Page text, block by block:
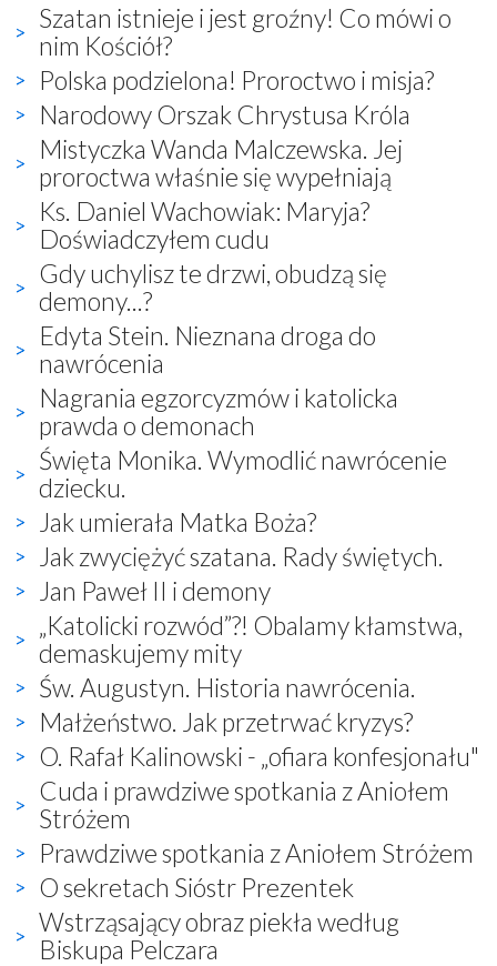
Szatan istnieje i jest groźny! Co mówi o
nim Kościół?
Polska podzielona! Proroctwo i misja?
Narodowy Orszak Chrystusa Króla
Mistyczka Wanda Malczewska. Jej
proroctwa właśnie się wypełniają
Ks. Daniel Wachowiak: Maryja?
Doświadczyłem cudu
Gdy uchylisz te drzwi, obudzą się
demony...?
Edyta Stein. Nieznana droga do
nawrócenia
Nagrania egzorcyzmów i katolicka
prawda o demonach
Święta Monika. Wymodlić nawrócenie
dziecku.
Jak umierała Matka Boża?
Jak zwyciężyć szatana. Rady świętych.
Jan Paweł II i demony
„Katolicki rozwód”?! Obalamy kłamstwa,
demaskujemy mity
Św. Augustyn. Historia nawrócenia.
Małżeństwo. Jak przetrwać kryzys?
O. Rafał Kalinowski - „ofiara konfesjonału"
Cuda i prawdziwe spotkania z Aniołem
Stróżem
Prawdziwe spotkania z Aniołem Stróżem
O sekretach Sióstr Prezentek
Wstrząsający obraz piekła według
Biskupa Pelczara